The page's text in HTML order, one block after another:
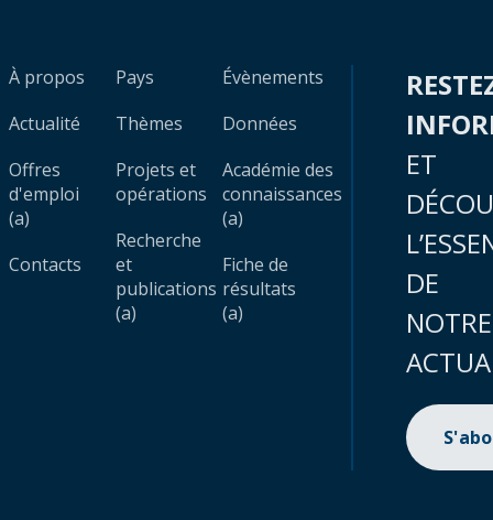
À propos
Actualité
Offres
d'emploi
(a)
Contacts
Pays
Thèmes
Projets et
opérations
Recherche
et
publications
(a)
Évènements
Données
Académie des
connaissances
(a)
Fiche de
résultats
(a)
ET
DE
NOTRE